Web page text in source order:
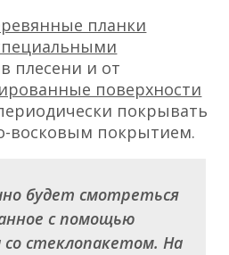
планки
плесени и от
поверхности
покрывать
восковым покрытием.
будет смотреться
с помощью
со стеклопакетом. На